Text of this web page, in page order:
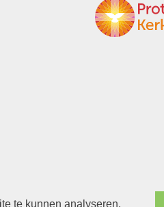
te kunnen analyseren.